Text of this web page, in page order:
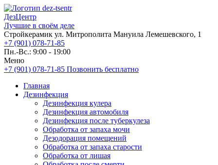
ДезЦентр
Лучшие в своём деле
Стройкерамик ул. Митрополита Мануила Лемешевского, 1
+7 (901) 078-71-85
Пн.-Вс.: 9:00 - 19:00
Меню
+7 (901) 078-71-85 Позвонить бесплатно
Главная
Дезинфекция
Дезинфекция кулера
Дезинфекция автомобиля
Дезинфекция после туберкулеза
Обработка от запаха мочи
Дезодорация помещений
Обработка от запаха старости
Обработка от лишая